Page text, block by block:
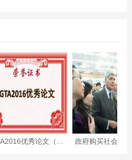
IGTA2016优秀论文（附全文）